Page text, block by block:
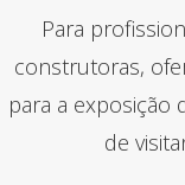
Para
construtoras,
para a exposição
de